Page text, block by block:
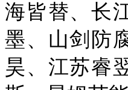
海皆替、长
墨、山剑防
昊、江苏睿